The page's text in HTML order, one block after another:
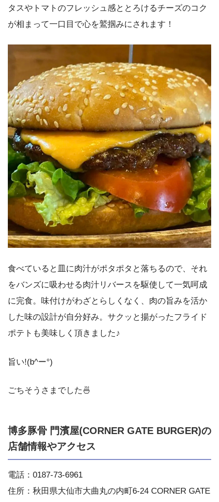
タスやトマトのフレッシュ感ととろけるチーズのコク
が相まって一口目で心を鷲掴みにされます！
食べていると皿に肉汁がポタポタと落ちるので、それ
をバンズに吸わせる肉汁リバースを駆使して一気呵成
に完食。味付けがわざとらしくなく、肉の旨みを活か
した味の設計が自分好み。サクッと揚がったフライド
ポテトも美味しく頂きました♪
旨い!(b^ー°)
ごちそうさまでした🍜
博多豚骨 門濱屋(CORNER GATE BURGER)の
店舗情報やアクセス
電話：0187-73-6961
住所：秋田県大仙市大曲丸の内町6-24 CORNER GATE